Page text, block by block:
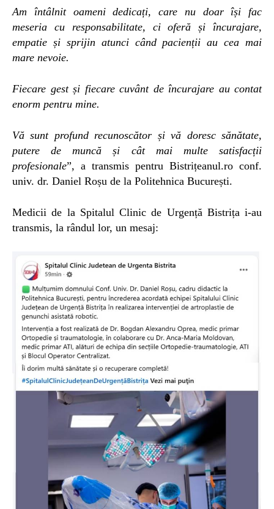
Am întâlnit oameni dedicați, care nu doar își fac
meseria cu responsabilitate, ci oferă și încurajare,
empatie și sprijin atunci când pacienții au cea mai
mare nevoie.
Fiecare gest și fiecare cuvânt de încurajare au contat
enorm pentru mine.
Vă sunt profund recunoscător și vă doresc sănătate,
putere de muncă și cât mai multe satisfacții
profesionale”, a transmis pentru Bistrițeanul.ro conf.
univ. dr. Daniel Roșu de la Politehnica București.
Medicii de la Spitalul Clinic de Urgență Bistrița i-au
transmis, la rândul lor, un mesaj: